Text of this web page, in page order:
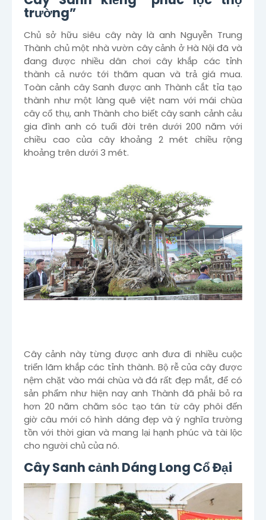
trường”
Chủ sở hữu siêu cây này là anh Nguyễn Trung
Thành chủ một nhà vườn cây cảnh ở Hà Nội đã và
đang được nhiều dân chơi cây khắp các tỉnh
thành cả nước tới thăm quan và trả giá mua.
Toàn cảnh cây Sanh được anh Thành cắt tỉa tạo
thành như một làng quê việt nam với mái chùa
cây cổ thụ, anh Thành cho biết cây sanh cảnh cảu
gia đình anh có tuổi đời trên dưới 200 năm với
chiều cao của cây khoảng 2 mét chiều rộng
khoảng trên dưới 3 mét.
Cây cảnh này từng được anh đưa đi nhiều cuộc
triển lãm khắp các tỉnh thành. Bộ rễ của cây được
nệm chặt vào mái chùa và đá rất đẹp mắt, để có
sản phẩm như hiện nay anh Thành đã phải bỏ ra
hơn 20 năm chăm sóc tạo tán từ cây phôi đến
giờ câu mới có hình dáng đẹp và ý nghĩa trường
tồn với thời gian và mang lại hạnh phúc và tài lộc
cho người chủ của nó.
Cây Sanh cảnh Dáng Long Cổ Đại